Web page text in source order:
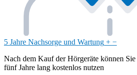
5 Jahre Nachsorge und Wartung + −
Nach dem Kauf der Hörgeräte können
fünf Jahre lang kostenlos nutzen